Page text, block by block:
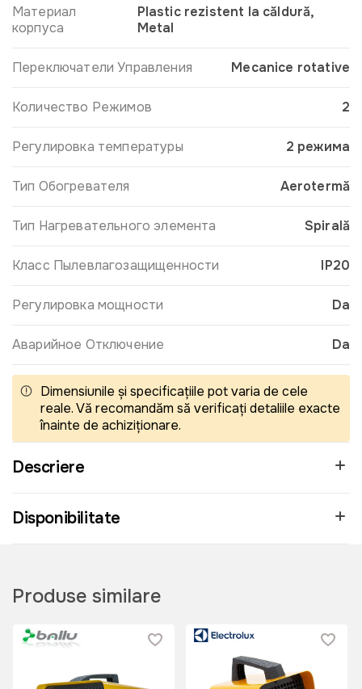
Материал
корпуса
Plastic rezistent la căldură,
Metal
Переключатели Управления Mecanice rotative
Количество Режимов 2
Регулировка температуры 2 режима
Тип Обогревателя Aerotermă
Тип Нагревательного элемента Spirală
Класс Пылевлагозащищенности IP20
Регулировка мощности Da
Аварийное Отключение Da
Dimensiunile și specificațiile pot varia de cele
reale. Vă recomandăm să verificați detaliile exacte
înainte de achiziționare.
Descriere
Disponibilitate
Produse similare